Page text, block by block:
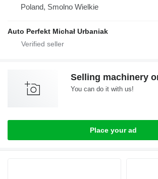
Poland, Smolno Wielkie
Auto Perfekt Michał Urbaniak
Selling machinery
You can do it with us!
Place your ad